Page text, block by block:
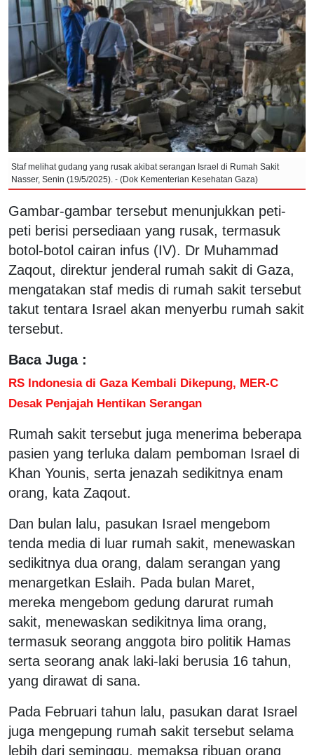
Staf melihat gudang yang rusak akibat serangan Israel di Rumah Sakit
Nasser, Senin (19/5/2025). - (Dok Kementerian Kesehatan Gaza)
Gambar-gambar tersebut menunjukkan peti-
peti berisi persediaan yang rusak, termasuk
botol-botol cairan infus (IV). Dr Muhammad
Zaqout, direktur jenderal rumah sakit di Gaza,
mengatakan staf medis di rumah sakit tersebut
takut tentara Israel akan menyerbu rumah sakit
tersebut.
Baca Juga :
RS Indonesia di Gaza Kembali Dikepung, MER-C
Desak Penjajah Hentikan Serangan
Rumah sakit tersebut juga menerima beberapa
pasien yang terluka dalam pemboman Israel di
Khan Younis, serta jenazah sedikitnya enam
orang, kata Zaqout.
Dan bulan lalu, pasukan Israel mengebom
tenda media di luar rumah sakit, menewaskan
sedikitnya dua orang, dalam serangan yang
menargetkan Eslaih. Pada bulan Maret,
mereka mengebom gedung darurat rumah
sakit, menewaskan sedikitnya lima orang,
termasuk seorang anggota biro politik Hamas
serta seorang anak laki-laki berusia 16 tahun,
yang dirawat di sana.
Pada Februari tahun lalu, pasukan darat Israel
juga mengepung rumah sakit tersebut selama
lebih dari seminggu, memaksa ribuan orang